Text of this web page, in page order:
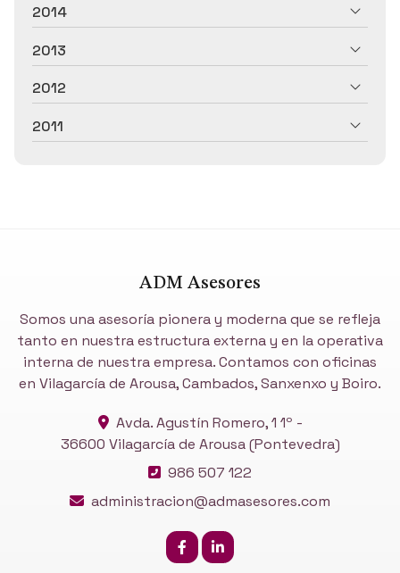
2014
2013
2012
2011
ADM Asesores
Somos una asesoría pionera y moderna que se refleja
tanto en nuestra estructura externa y en la operativa
interna de nuestra empresa. Contamos con oficinas
en Vilagarcía de Arousa, Cambados, Sanxenxo y Boiro.
Avda. Agustín Romero, 1 1º -
36600 Vilagarcía de Arousa(Pontevedra)
986 507 122
administracion@admasesores.com